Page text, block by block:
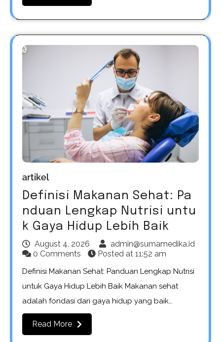
artikel
Definisi Makanan Sehat: Pa
nduan Lengkap Nutrisi untu
k Gaya Hidup Lebih Baik
August 4, 2026
admin@sumamedika.id
0 Comments
Posted at 11:52 am
Definisi Makanan Sehat: Panduan Lengkap Nutrisi
untuk Gaya Hidup Lebih Baik Makanan sehat
adalah fondasi dari gaya hidup yang baik…
Read More